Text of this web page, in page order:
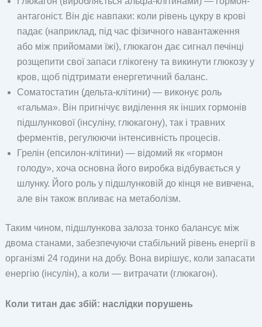
антагоніст. Він діє навпаки: коли рівень цукру в крові
падає (наприклад, під час фізичного навантаження
або між прийомами їжі), глюкагон дає сигнал печінці
розщепити свої запаси глікогену та викинути глюкозу у
кров, щоб підтримати енергетичний баланс.
Соматостатин (дельта-клітини) — виконує роль
«гальма». Він пригнічує виділення як інших гормонів
підшлункової (інсуліну, глюкагону), так і травних
ферментів, регулюючи інтенсивність процесів.
Грелін (епсилон-клітини) — відомий як «гормон
голоду», хоча основна його виробка відбувається у
шлунку. Його роль у підшлунковій до кінця не вивчена,
але він також впливає на метаболізм.
Таким чином, підшлункова залоза тонко балансує між
двома станами, забезпечуючи стабільний рівень енергії в
організмі 24 години на добу. Вона вирішує, коли запасати
енергію (інсулін), а коли — витрачати (глюкагон).
Коли титан дає збій: наслідки порушень